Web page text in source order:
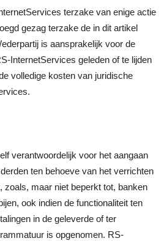
terzake van enige actie
gezag terzake de in dit artikel
is aansprakelijk voor de
InternetServices geleden of te lijden
volledige kosten van juridische
verantwoordelijk voor het aangaan
ten behoeve van het verrichten
zoals, maar niet beperkt tot, banken
ook indien de functionaliteit ten
in de geleverde of ter
is opgenomen. RS-